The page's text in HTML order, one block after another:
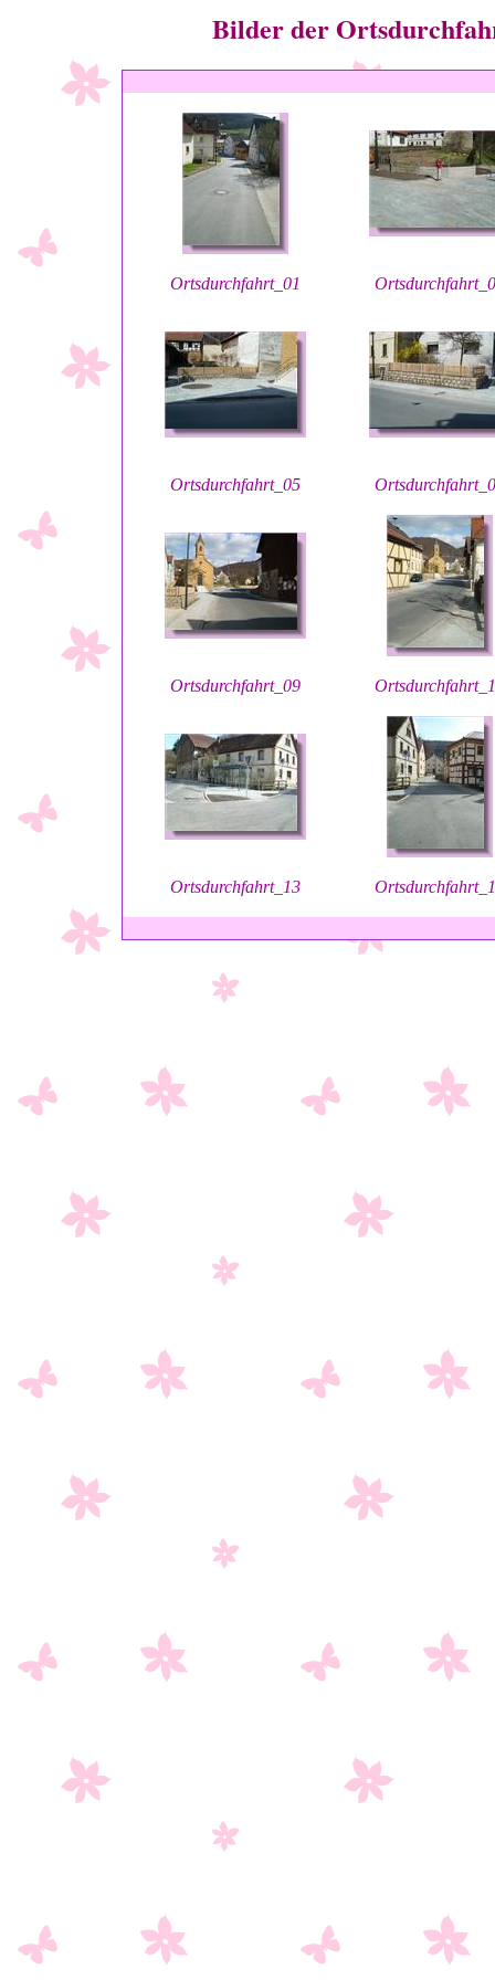
Bilder der
Ortsdurchfahrt_01
Ortsdurchfahrt_05
Ortsdurchfahrt_09
Ortsdurchfahrt_13